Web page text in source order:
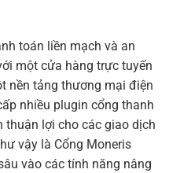
toán liền mạch và an
một cửa hàng trực tuyến
nền tảng thương mại điện
nhiều plugin cổng thanh
thuận lợi cho các giao dịch
vậy là Cổng Moneris
vào các tính năng nâng